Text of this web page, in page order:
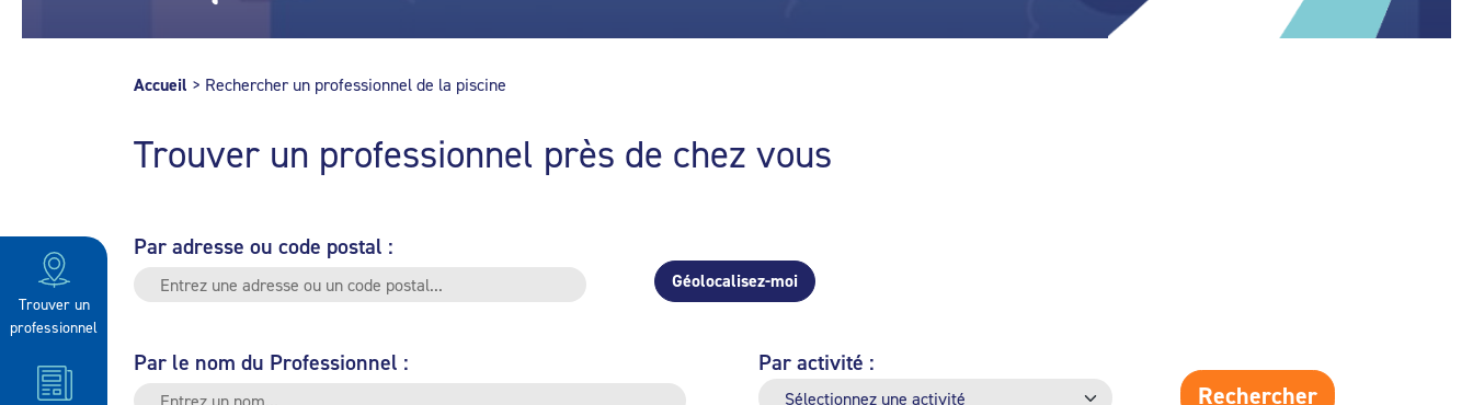
Trouver un
professionnel
Accueil > Rechercher un professionnel de la piscine
Trouver un professionnel près de chez vous
Par adresse ou code postal :
Géolocalisez-moi
Par le nom du Professionnel : Par activité :